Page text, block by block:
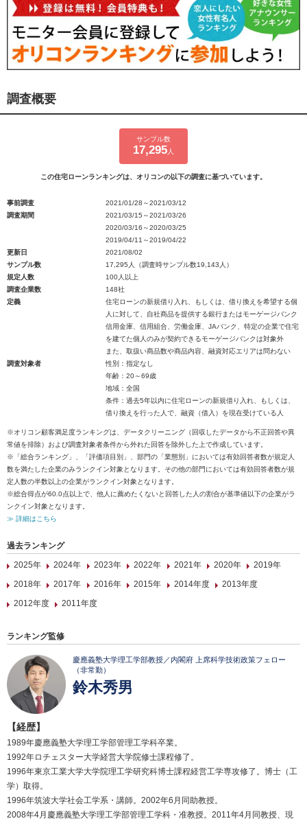
調査概要
サンプル数
17,295 人
この住宅ローンランキングは、オリコンの以下の調査に基づいています。
事前調査
2021/01/28～2021/03/12
調査期間
2021/03/15～2021/03/26
2020/03/16～2020/03/25
2019/04/11～2019/04/22
更新日
2021/08/02
サンプル数
17,295人（調査時サンプル数19,143人）
規定人数
100人以上
調査企業数
148社
定義
住宅ローンの新規借り入れ、もしくは、借り換えを希望する個
人に対して、自社商品を提供する銀行またはモーゲージバンク
信用金庫、信用組合、労働金庫、JAバンク、特定の企業で住宅
を建てた個人のみが契約できるモーゲージバンクは対象外
また、取扱い商品数や商品内容、融資対応エリアは問わない
調査対象者
性別：指定なし
年齢：20～69歳
地域：全国
条件：過去5年以内に住宅ローンの新規借り入れ、もしくは、
借り換えを行った人で、融資（借入）を現在受けている人
※オリコン顧客満足度ランキングは、データクリーニング（回収したデータから不正回答や異
常値を排除）および調査対象者条件から外れた回答を除外した上で作成しています。
※「総合ランキング」、「評価項目別」、部門の「業態別」においては有効回答者数が規定人
数を満たした企業のみランクイン対象となります。その他の部門においては有効回答者数が規
定人数の半数以上の企業がランクイン対象となります。
※総合得点が60.0点以上で、他人に薦めたくないと回答した人の割合が基準値以下の企業がラ
ンクイン対象となります。
≫ 詳細はこちら
過去ランキング
2025年
2024年 2023年 2022年 2021年 2020年
2019年
2018年
2017年 2016年 2015年 2014年度
2013年度
2012年度
2011年度
ランキング監修
慶應義塾大学理工学部教授／内閣府 上席科学技術政策フェロー
（非常勤）
鈴木秀男
【経歴】
1989年慶應義塾大学理工学部管理工学科卒業。
1992年ロチェスター大学経営大学院修士課程修了。
1996年東京工業大学大学院理工学研究科博士課程経営工学専攻修了。博士（工
学）取得。
1996年筑波大学社会工学系・講師。2002年6月同助教授。
2008年4月慶應義塾大学理工学部管理工学科・准教授。2011年4月同教授、現